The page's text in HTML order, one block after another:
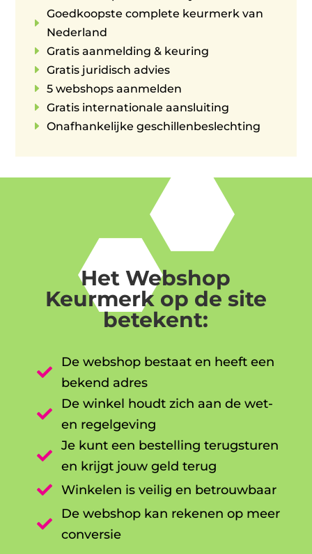
E
Goedkoopste complete keurmerk van
Nederland
E Gratis aanmelding & keuring
E Gratis juridisch advies
E 5 webshops aanmelden
E Gratis internationale aansluiting
E Onafhankelijke geschillenbeslechting
Het Webshop
Keurmerk op de site
betekent:

De webshop bestaat en heeft een
bekend adres

De winkel houdt zich aan de wet-
en regelgeving

Je kunt een bestelling terugsturen
en krijgt jouw geld terug

Winkelen is veilig en betrouwbaar

De webshop kan rekenen op meer
conversie